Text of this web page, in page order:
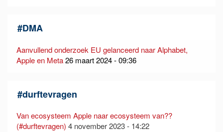
#DMA
Aanvullend onderzoek EU gelanceerd naar Alphabet,
Apple en Meta26 maart 2024 - 09:36
#durftevragen
Van ecosysteem Apple naar ecosysteem van??
(#durftevragen) 4 november 2023 - 14:22